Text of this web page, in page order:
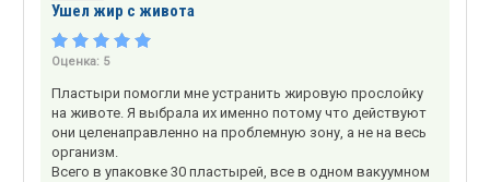
Ушел жир с живота
Оценка: 5
Пластыри помогли мне устранить жировую прослойку
на животе. Я выбрала их именно потому что действуют
они целенаправленно на проблемную зону, а не на весь
организм.
Всего в упаковке 30 пластырей, все в одном вакуумном